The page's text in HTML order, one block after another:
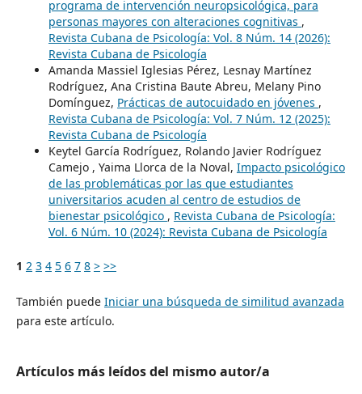
programa de intervención neuropsicológica, para
personas mayores con alteraciones cognitivas ,
Revista Cubana de Psicología: Vol. 8 Núm. 14 (2026):
Revista Cubana de Psicología
Amanda Massiel Iglesias Pérez, Lesnay Martínez
Rodríguez, Ana Cristina Baute Abreu, Melany Pino
Domínguez, Prácticas de autocuidado en jóvenes ,
Revista Cubana de Psicología: Vol. 7 Núm. 12 (2025):
Revista Cubana de Psicología
Keytel García Rodríguez, Rolando Javier Rodríguez
Camejo , Yaima Llorca de la Noval, Impacto psicológico
de las problemáticas por las que estudiantes
universitarios acuden al centro de estudios de
bienestar psicológico , Revista Cubana de Psicología:
Vol. 6 Núm. 10 (2024): Revista Cubana de Psicología
1 2 3 4 5 6 7 8 > >>
También puede Iniciar una búsqueda de similitud avanzada
para este artículo.
Artículos más leídos del mismo autor/a